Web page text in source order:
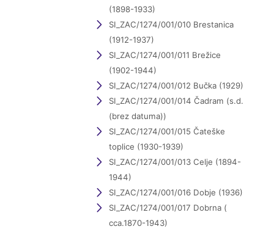
(1898-1933)
SI_ZAC/1274/001/010 Brestanica
(1912-1937)
SI_ZAC/1274/001/011 Brežice
(1902-1944)
SI_ZAC/1274/001/012 Bučka (1929)
SI_ZAC/1274/001/014 Čadram (s.d.
(brez datuma))
SI_ZAC/1274/001/015 Čateške
toplice (1930-1939)
SI_ZAC/1274/001/013 Celje (1894-
1944)
SI_ZAC/1274/001/016 Dobje (1936)
SI_ZAC/1274/001/017 Dobrna (
cca.1870-1943)